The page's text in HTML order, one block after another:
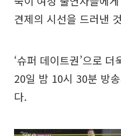
견제의 시선을 드러낸
‘슈퍼 데이트권’으로
20일 밤 10시 30분 방
다.